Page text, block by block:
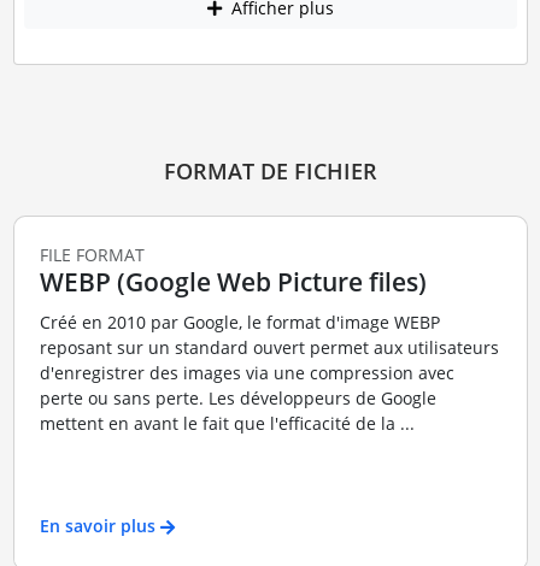
Afficher plus
FORMAT DE FICHIER
FILE FORMAT
WEBP (Google Web Picture files)
Créé en 2010 par Google, le format d'image WEBP
reposant sur un standard ouvert permet aux utilisateurs
d'enregistrer des images via une compression avec
perte ou sans perte. Les développeurs de Google
mettent en avant le fait que l'efficacité de la ...
En savoir plus